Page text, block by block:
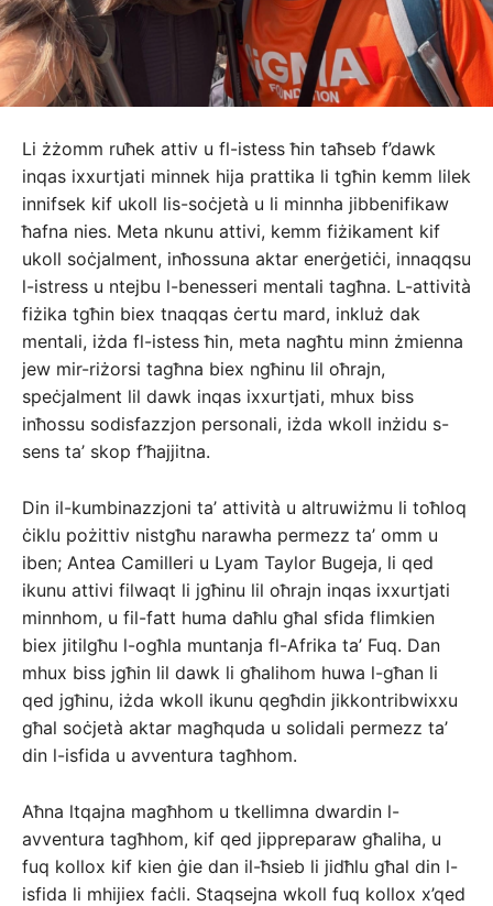
Li żżomm ruħek attiv u fl-istess ħin taħseb f’dawk
inqas ixxurtjati minnek hija prattika li tgħin kemm lilek
innifsek kif ukoll lis-soċjetà u li minnha jibbenifikaw
ħafna nies. Meta nkunu attivi, kemm fiżikament kif
ukoll soċjalment, inħossuna aktar enerġetiċi, innaqqsu
l-istress u ntejbu l-benesseri mentali tagħna. L-attività
fiżika tgħin biex tnaqqas ċertu mard, inkluż dak
mentali, iżda fl-istess ħin, meta nagħtu minn żmienna
jew mir-riżorsi tagħna biex ngħinu lil oħrajn,
speċjalment lil dawk inqas ixxurtjati, mhux biss
inħossu sodisfazzjon personali, iżda wkoll inżidu s-
sens ta’ skop f’ħajjitna.
Din il-kumbinazzjoni ta’ attività u altruwiżmu li toħloq
ċiklu pożittiv nistgħu narawha permezz ta’ omm u
iben; Antea Camilleri u Lyam Taylor Bugeja, li qed
ikunu attivi filwaqt li jgħinu lil oħrajn inqas ixxurtjati
minnhom, u fil-fatt huma daħlu għal sfida flimkien
biex jitilgħu l-ogħla muntanja fl-Afrika ta’ Fuq. Dan
mhux biss jgħin lil dawk li għalihom huwa l-għan li
qed jgħinu, iżda wkoll ikunu qegħdin jikkontribwixxu
għal soċjetà aktar magħquda u solidali permezz ta’
din l-isfida u avventura tagħhom.
Aħna ltqajna magħhom u tkellimna dwardin l-
avventura tagħhom, kif qed jippreparaw għaliha, u
fuq kollox kif kien ġie dan il-ħsieb li jidħlu għal din l-
isfida li mhijiex faċli. Staqsejna wkoll fuq kollox x’qed